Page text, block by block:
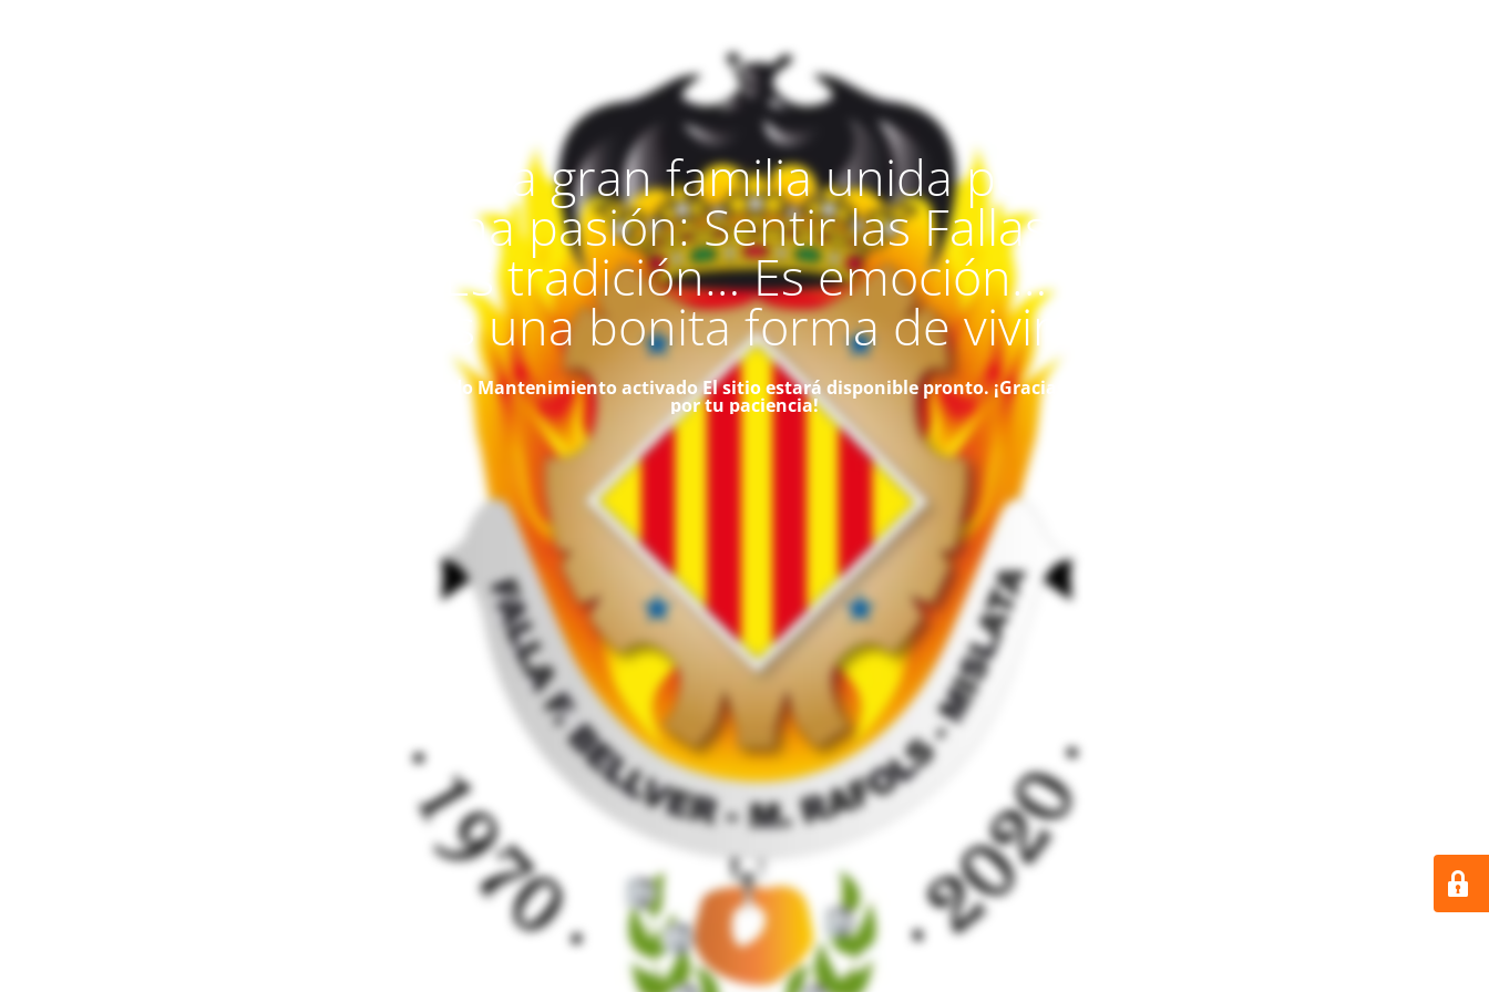
Una gran familia unida por
una pasión: Sentir las Fallas.
Es tradición… Es emoción…
Es una bonita forma de vivir.
Modo Mantenimiento activadoEl sitio estará disponible pronto.¡Gracias
por tu paciencia!